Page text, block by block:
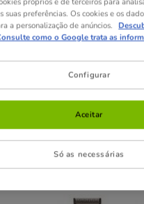
Máquina Corta-pelo para cães
Adicionar
suas preferências. Os cookies e os
a personalização de anúncios.
como o Google trata as
Configurar
Só as necessárias
Aceitar